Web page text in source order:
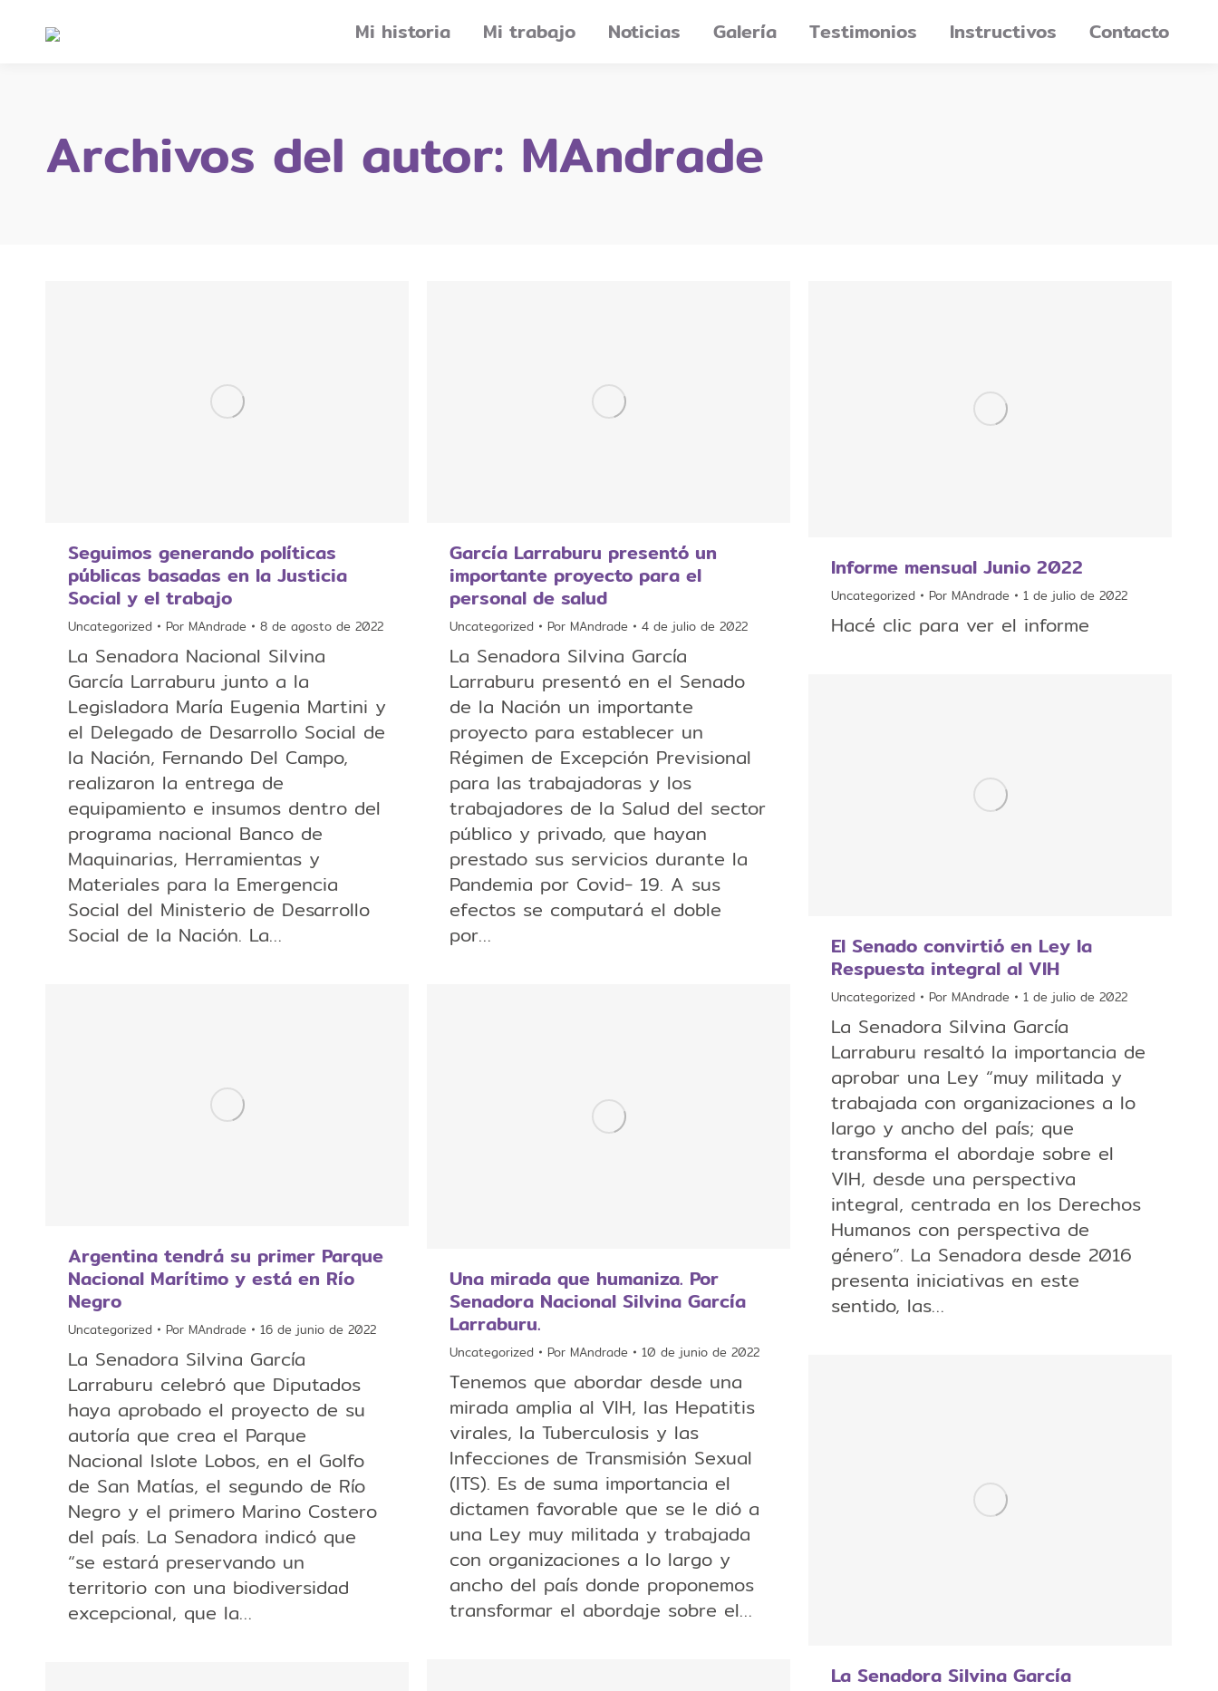
Mi historia Mi trabajo Noticias Galería Testimonios Instructivos Contacto
Archivos del autor: MAndrade
Seguimos generando políticas
públicas basadas en la Justicia
Social y el trabajo
Uncategorized Por MAndrade 8 de agosto de 2022
La Senadora Nacional Silvina
García Larraburu junto a la
Legisladora María Eugenia Martini y
el Delegado de Desarrollo Social de
la Nación, Fernando Del Campo,
realizaron la entrega de
equipamiento e insumos dentro del
programa nacional Banco de
Maquinarias, Herramientas y
Materiales para la Emergencia
Social del Ministerio de Desarrollo
Social de la Nación. La…
García Larraburu presentó un
importante proyecto para el
personal de salud
Uncategorized Por MAndrade 4 de julio de 2022
La Senadora Silvina García
Larraburu presentó en el Senado
de la Nación un importante
proyecto para establecer un
Régimen de Excepción Previsional
para las trabajadoras y los
trabajadores de la Salud del sector
público y privado, que hayan
prestado sus servicios durante la
Pandemia por Covid- 19. A sus
efectos se computará el doble
por…
Informe mensual Junio 2022
Uncategorized Por MAndrade 1 de julio de 2022
Hacé clic para ver el informe
El Senado convirtió en Ley la
Respuesta integral al VIH
Uncategorized Por MAndrade 1 de julio de 2022
La Senadora Silvina García
Larraburu resaltó la importancia de
aprobar una Ley “muy militada y
trabajada con organizaciones a lo
largo y ancho del país; que
transforma el abordaje sobre el
VIH, desde una perspectiva
integral, centrada en los Derechos
Humanos con perspectiva de
género”. La Senadora desde 2016
presenta iniciativas en este
sentido, las…
Argentina tendrá su primer Parque
Nacional Marítimo y está en Río
Negro
Uncategorized Por MAndrade 16 de junio de 2022
La Senadora Silvina García
Larraburu celebró que Diputados
haya aprobado el proyecto de su
autoría que crea el Parque
Nacional Islote Lobos, en el Golfo
de San Matías, el segundo de Río
Negro y el primero Marino Costero
del país. La Senadora indicó que
“se estará preservando un
territorio con una biodiversidad
excepcional, que la…
Una mirada que humaniza. Por
Senadora Nacional Silvina García
Larraburu.
Uncategorized Por MAndrade 10 de junio de 2022
Tenemos que abordar desde una
mirada amplia al VIH, las Hepatitis
virales, la Tuberculosis y las
Infecciones de Transmisión Sexual
(ITS). Es de suma importancia el
dictamen favorable que se le dió a
una Ley muy militada y trabajada
con organizaciones a lo largo y
ancho del país donde proponemos
transformar el abordaje sobre el…
La Senadora Silvina García